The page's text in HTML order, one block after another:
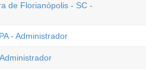
de Florianópolis - SC -
- Administrador